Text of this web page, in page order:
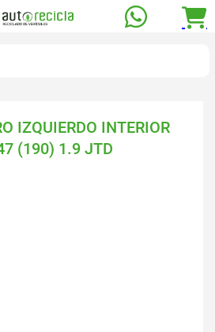
IZQUIERDO INTERIOR
(190) 1.9 JTD